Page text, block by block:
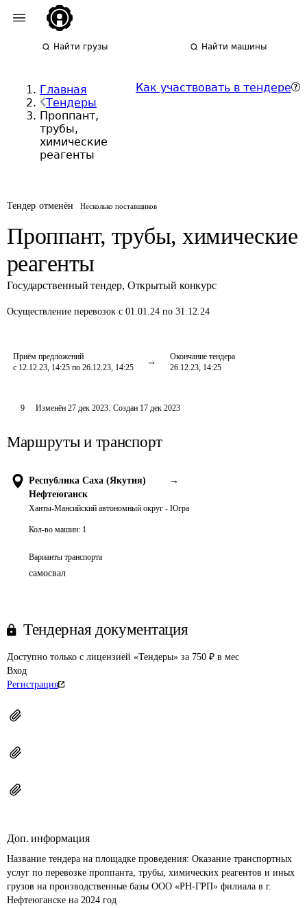
Найти грузы Найти машины
Главная
Тендеры
Проппант,
трубы,
химические
реагенты
Как участвовать в тендере
Тендер отменён Несколько поставщиков
Проппант, трубы, химические
реагенты
Государственный тендер, Открытый конкурс
Осуществление перевозок с 01.01.24 по 31.12.24
Приём предложений
с 12.12.23, 14:25 по 26.12.23, 14:25
Окончание тендера
26.12.23, 14:25
9 Изменён 27 дек 2023. Создан 17 дек 2023
Маршруты и транспорт
Республика Саха (Якутия)
→
Нефтеюганск
Ханты-Мансийский автономный округ - Югра
Кол-во машин: 1
Варианты транспорта
самосвал
Тендерная документация
Доступно только с лицензией «Тендеры» за 750 ₽ в мес
Вход
Регистрация
Доп. информация
Название тендера на площадке проведения: Оказание транспортных
услуг по перевозке проппанта, трубы, химических реагентов и иных
грузов на производственные базы ООО «РН-ГРП» филиала в г.
Нефтеюганске на 2024 год